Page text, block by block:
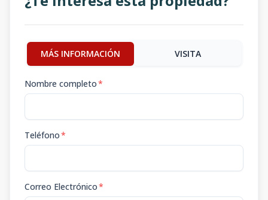
MÁS INFORMACIÓN VISITA
Nombre completo*
Teléfono*
Correo Electrónico*